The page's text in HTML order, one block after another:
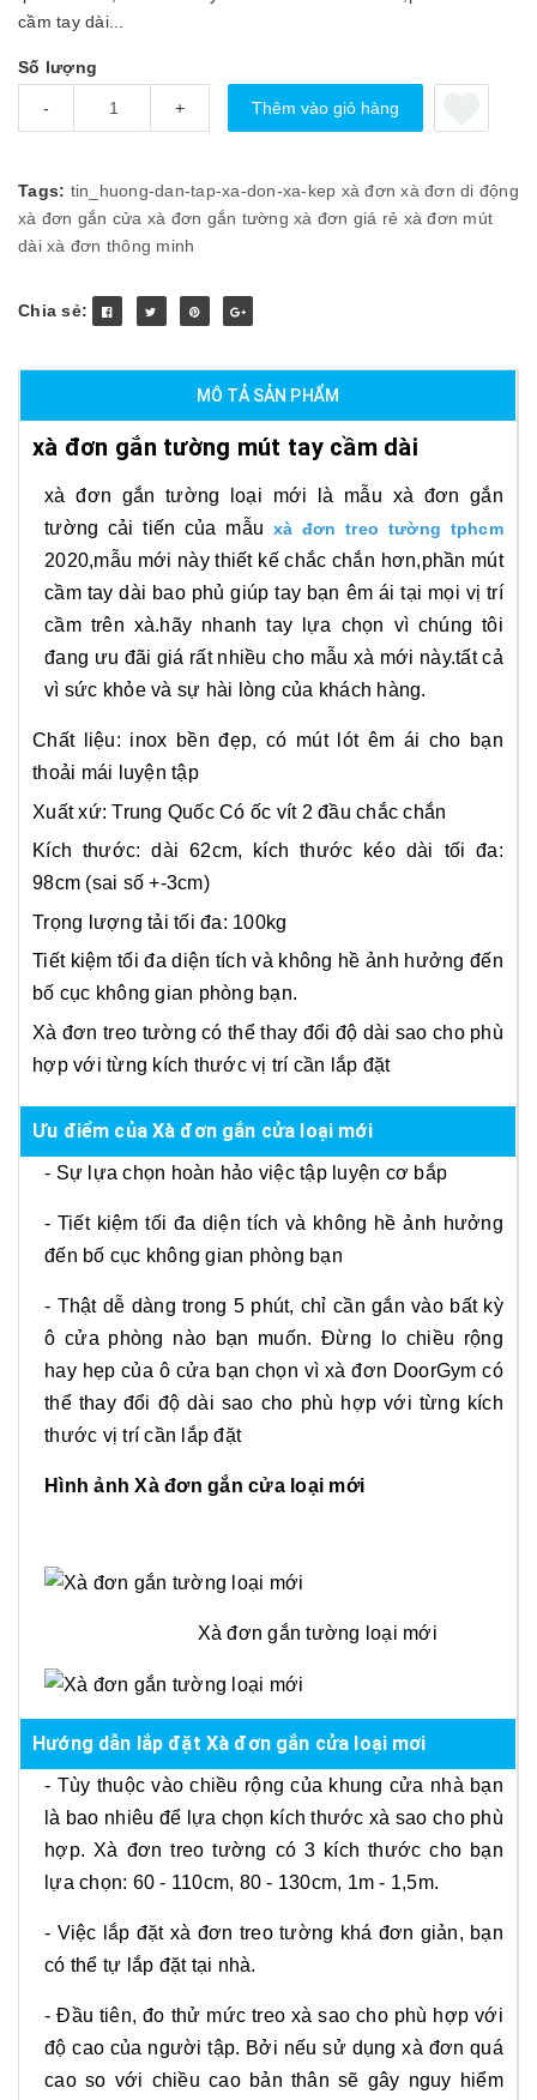
cầm tay dài...
Số lượng
- + Thêm vào giỏ hàng
Tags: tin_huong-dan-tap-xa-don-xa-kep xà đơn xà đơn di động
xà đơn gắn cửa xà đơn gắn tường xà đơn giá rẻ xà đơn mút
dài xà đơn thông minh
Chia sẻ:
MÔ TẢ SẢN PHẨM
xà đơn gắn tường mút tay cầm dài
xà đơn gắn tường loại mới là mẫu xà đơn gắn
tường cải tiến của mẫu xà đơn treo tường tphcm
2020,mẫu mới này thiết kế chắc chắn hơn,phần mút
cầm tay dài bao phủ giúp tay bạn êm ái tại mọi vị trí
cầm trên xà.hãy nhanh tay lựa chọn vì chúng tôi
đang ưu đãi giá rất nhiều cho mẫu xà mới này.tất cả
vì sức khỏe và sự hài lòng của khách hàng.
Chất liệu: inox bền đẹp, có mút lót êm ái cho bạn
thoải mái luyện tập
Xuất xứ: Trung Quốc Có ốc vít 2 đầu chắc chắn
Kích thước: dài 62cm, kích thước kéo dài tối đa:
98cm (sai số +-3cm)
Trọng lượng tải tối đa: 100kg
Tiết kiệm tối đa diện tích và không hề ảnh hưởng đến
bố cục không gian phòng bạn.
Xà đơn treo tường có thể thay đổi độ dài sao cho phù
hợp với từng kích thước vị trí cần lắp đặt
Ưu điểm của Xà đơn gắn cửa loại mới
- Sự lựa chọn hoàn hảo việc tập luyện cơ bắp
- Tiết kiệm tối đa diện tích và không hề ảnh hưởng
đến bố cục không gian phòng bạn
- Thật dễ dàng trong 5 phút, chỉ cần gắn vào bất kỳ
ô cửa phòng nào bạn muốn. Đừng lo chiều rộng
hay hẹp của ô cửa bạn chọn vì xà đơn DoorGym có
thể thay đổi độ dài sao cho phù hợp với từng kích
thước vị trí cần lắp đặt
Hình ảnh Xà đơn gắn cửa loại mới
Xà đơn gắn tường loại mới
Hướng dẫn lắp đặt Xà đơn gắn cửa loại mơi
- Tùy thuộc vào chiều rộng của khung cửa nhà bạn
là bao nhiêu để lựa chọn kích thước xà sao cho phù
hợp. Xà đơn treo tường có 3 kích thước cho bạn
lựa chọn: 60 - 110cm, 80 - 130cm, 1m - 1,5m.
- Việc lắp đặt xà đơn treo tường khá đơn giản, bạn
có thể tự lắp đặt tại nhà.
- Đầu tiên, đo thử mức treo xà sao cho phù hợp với
độ cao của người tập. Bởi nếu sử dụng xà đơn quá
cao so với chiều cao bản thân sẽ gây nguy hiểm